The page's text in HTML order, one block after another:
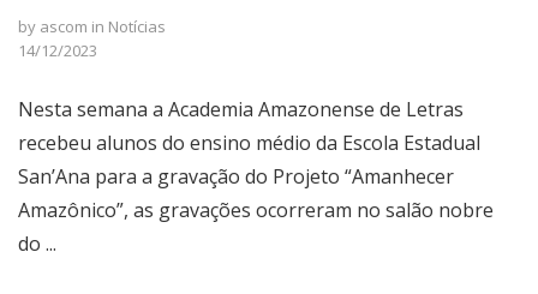
by ascom in Notícias
14/12/2023
Nesta semana a Academia Amazonense de Letras
recebeu alunos do ensino médio da Escola Estadual
San’Ana para a gravação do Projeto “Amanhecer
Amazônico”, as gravações ocorreram no salão nobre
do ...